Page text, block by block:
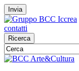
Invia
contatti
Ricerca